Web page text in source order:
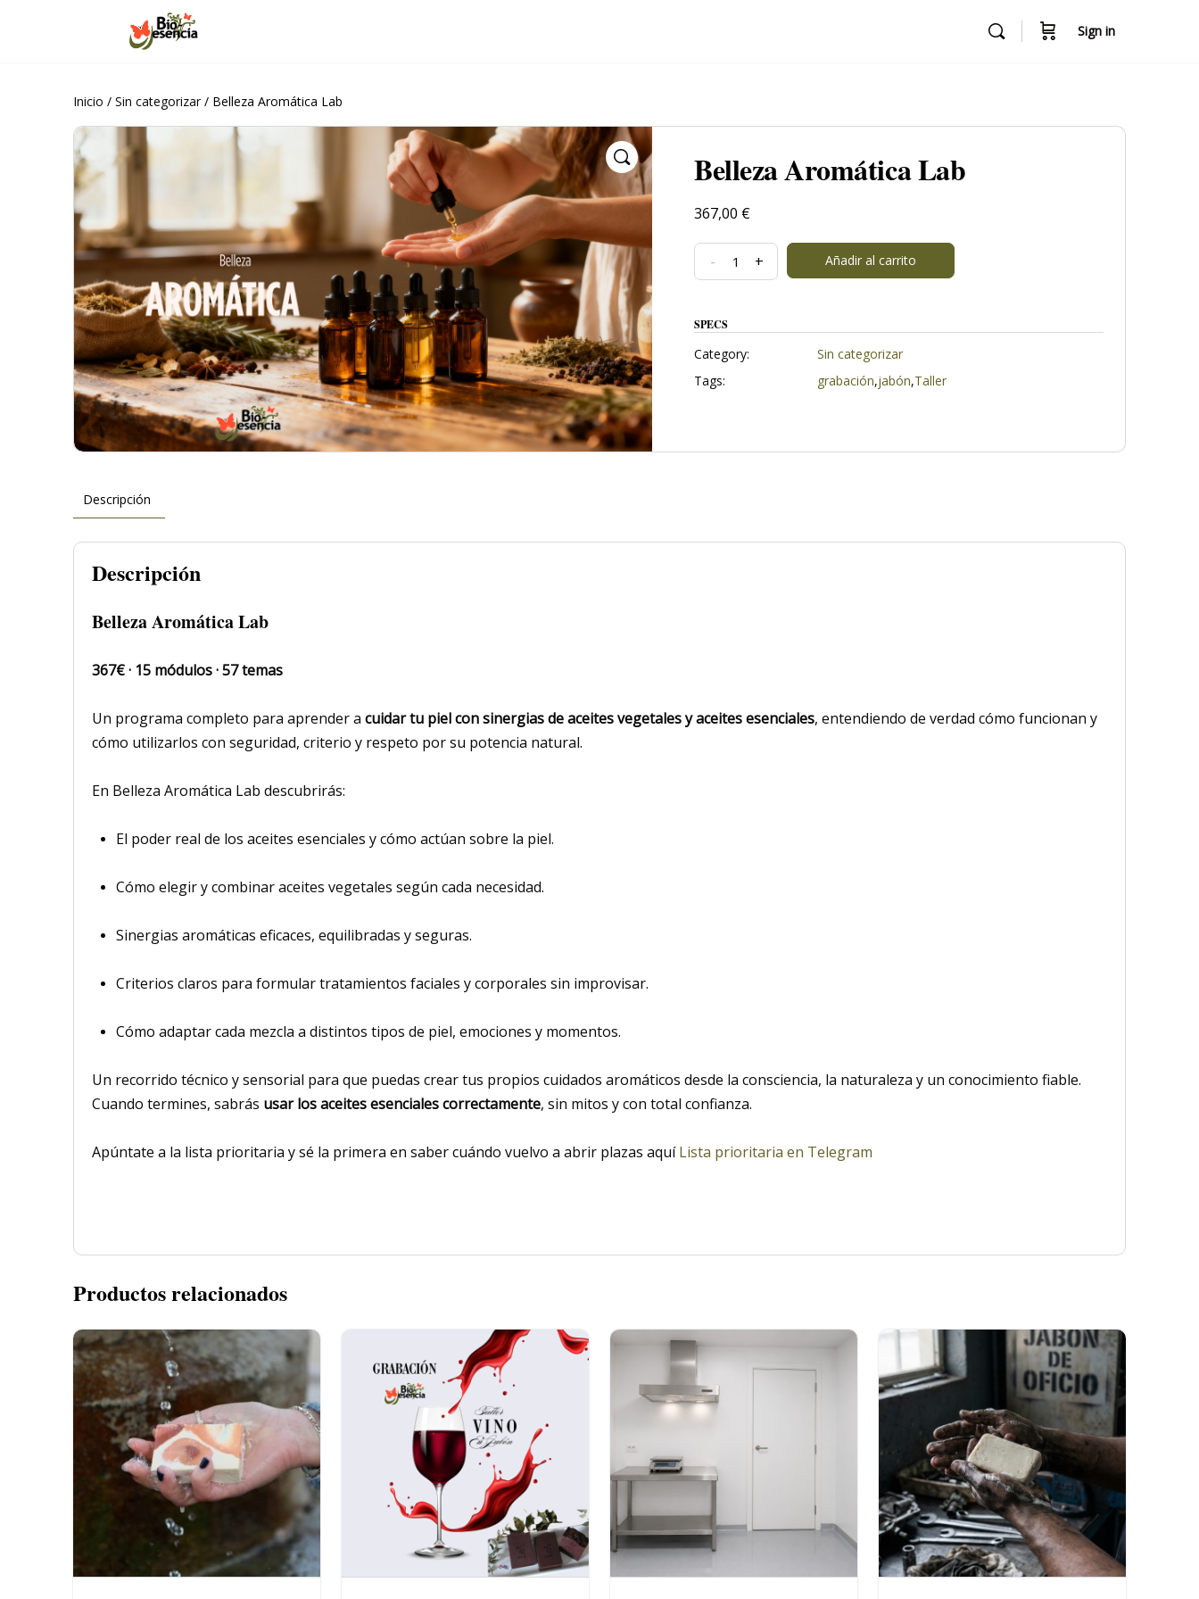
Sign in
Inicio / Sin categorizar/ Belleza Aromática Lab
Belleza Aromática Lab
367,00 €
- + Añadir al carrito
SPECS
Category:
Sin categorizar
Tags:
grabación,jabón,Taller
Descripción
Descripción
Belleza Aromática Lab
367€ · 15 módulos · 57 temas
Un programa completo para aprender a cuidar tu piel con sinergias de aceites vegetales y aceites esenciales, entendiendo de verdad cómo funcionan y
cómo utilizarlos con seguridad, criterio y respeto por su potencia natural.
En Belleza Aromática Lab descubrirás:
El poder real de los aceites esenciales y cómo actúan sobre la piel.
Cómo elegir y combinar aceites vegetales según cada necesidad.
Sinergias aromáticas eficaces, equilibradas y seguras.
Criterios claros para formular tratamientos faciales y corporales sin improvisar.
Cómo adaptar cada mezcla a distintos tipos de piel, emociones y momentos.
Un recorrido técnico y sensorial para que puedas crear tus propios cuidados aromáticos desde la consciencia, la naturaleza y un conocimiento fiable.
Cuando termines, sabrás usar los aceites esenciales correctamente, sin mitos y con total confianza.
Apúntate a la lista prioritaria y sé la primera en saber cuándo vuelvo a abrir plazas aquíLista prioritaria en Telegram
Productos relacionados